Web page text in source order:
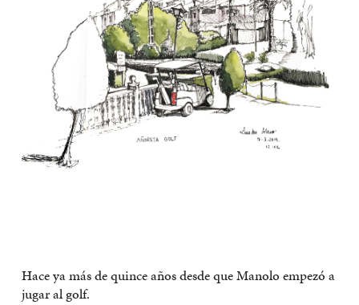
Hace ya más de quince años desde que Manolo empezó a
jugar al golf.